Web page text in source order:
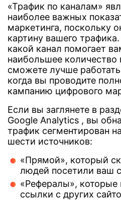
«Трафик по каналам»
наиболее важных
маркетинга, поскольку
картину вашего
какой канал помогает
наибольшее количество
сможете лучше
когда вы проводите
кампанию цифрового
Если вы заглянете в
Google Analytics , вы
трафик сегментирован
шести источников:
«Прямой», который
людей посетили ваш
«Рефералы»,
ссылки с других